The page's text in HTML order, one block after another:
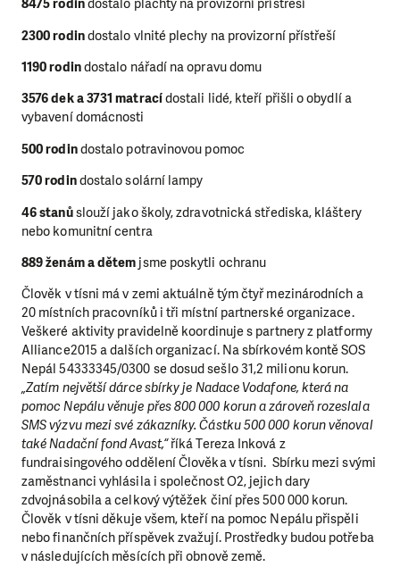
8475 rodindostalo plachty na provizorní přístřeší
2300 rodindostalo vlnité plechy na provizorní přístřeší
1190 rodindostalo nářadí na opravu domu
3576 dek a 3731 matracídostali lidé, kteří přišli o obydlí a
vybavení domácnosti
500 rodindostalo potravinovou pomoc
570 rodindostalo solární lampy
46 stanůslouží jako školy, zdravotnická střediska, kláštery
nebo komunitní centra
889 ženám a dětem jsme poskytli ochranu
Člověk v tísni má v zemi aktuálně tým čtyř mezinárodních a
20 místních pracovníků i tři místní partnerské organizace.
Veškeré aktivity pravidelně koordinuje s partnery z platformy
Alliance2015 a dalších organizací. Na sbírkovém kontě SOS
Nepál 54333345/0300 se dosud sešlo 31,2 milionu korun.
„Zatím největší dárce sbírky je Nadace Vodafone, která na
pomoc Nepálu věnuje přes 800 000 korun a zároveň rozeslala
SMS výzvu mezi své zákazníky. Částku 500 000 korun věnoval
také Nadační fond Avast,“říká Tereza Inková z
fundraisingového oddělení Člověka v tísni. Sbírku mezi svými
zaměstnanci vyhlásila i společnost O2, jejich dary
zdvojnásobila a celkový výtěžek činí přes 500 000 korun.
Člověk v tísni děkuje všem, kteří na pomoc Nepálu přispěli
nebo finančních příspěvek zvažují. Prostředky budou potřeba
v následujících měsících při obnově země.
LÍBÍ SE VÁM, CO DĚLÁME?
PODPOŘTE NÁS!
Abychom mohli pomáhat smysluplně, neobejdeme se bez
podpory. Ať už se nám rozhodnete pomoci jedním darem nebo
stanete pravidelným dárcem Klubu přátel, Vaše dary nám
pomoci vždy tam, kde je to nejvíce potřeba.
DAROVAT DAROVAT PRAVIDELNĚ